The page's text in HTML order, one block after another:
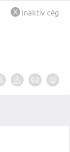
be,
Inaktív cég